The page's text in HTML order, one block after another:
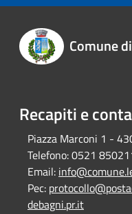
Comune
Recapiti e
Piazza Marconi 1 -
Telefono:0521
Email:
Pec:
debagni.pr.it